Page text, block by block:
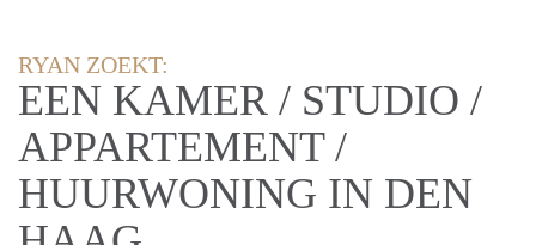
RYAN ZOEKT:
EEN KAMER / STUDIO /
APPARTEMENT /
HUURWONING IN DEN